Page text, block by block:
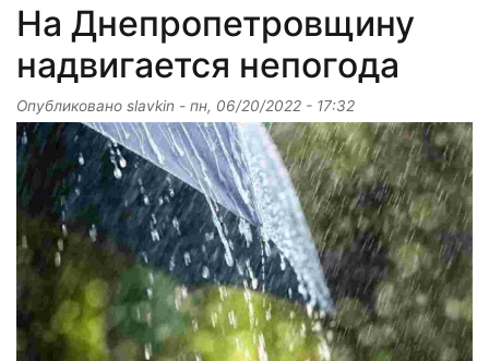
На Днепропетровщину
надвигается непогода
Опубликовано slavkin - пн, 06/20/2022 - 17:32